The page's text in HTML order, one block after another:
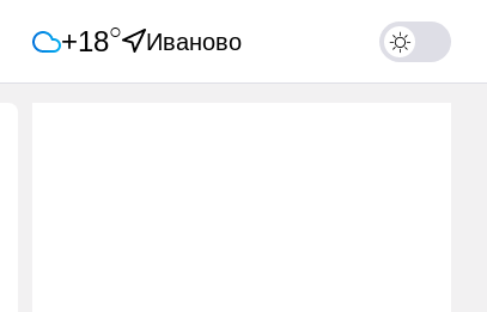
+18○ Иваново